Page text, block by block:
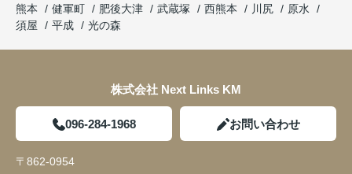
熊本
健軍町 肥後大津 武蔵塚 西熊本 川尻
原水
須屋
平成 光の森
株式会社 Next Links KM
096-284-1968 お問い合わせ
〒862-0954